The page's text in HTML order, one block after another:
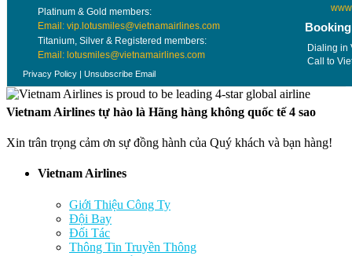
Platinum & Gold members:
Email: vip.lotusmiles@vietnamairlines.com
Titanium, Silver & Registered members:
Email: lotusmiles@vietnamairlines.com
Privacy Policy | Unsubscribe Email
Dialing in
Call to
Vietnam Airlines tự hào là Hãng hàng không quốc tế 4 sao
Xin trân trọng cảm ơn sự đồng hành của Quý khách và bạn hàng!
Vietnam Airlines
Giới Thiệu Công Ty
Đội Bay
Đối Tác
Thông Tin Truyền Thông